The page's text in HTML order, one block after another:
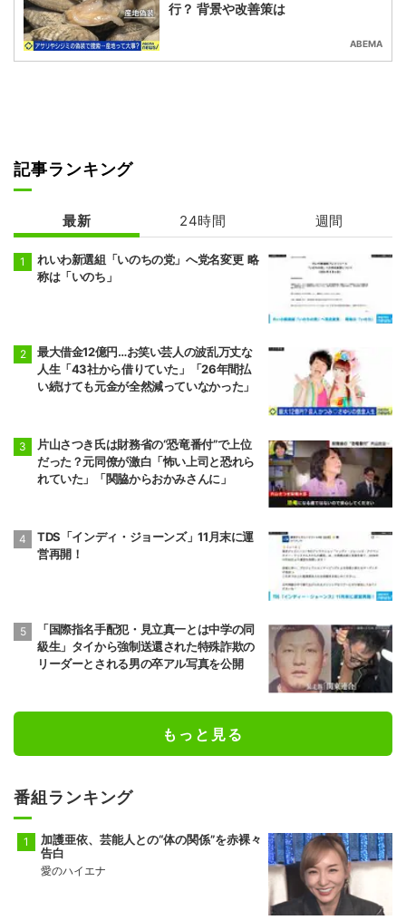
行？ 背景や改善策は
ABEMA
記事ランキング
最新 24時間 週間
れいわ新選組「いのちの党」へ党名変更 略
称は「いのち」
最大借金12億円…お笑い芸人の波乱万丈な
人生「43社から借りていた」「26年間払
い続けても元金が全然減っていなかった」
片山さつき氏は財務省の“恐竜番付”で上位
だった？元同僚が激白「怖い上司と恐れら
れていた」「関脇からおかみさんに」
TDS「インディ・ジョーンズ」11月末に運
営再開！
「国際指名手配犯・見立真一とは中学の同
級生」タイから強制送還された特殊詐欺の
リーダーとされる男の卒アル写真を公開
もっと見る
番組ランキング
加護亜依、芸能人との“体の関係”を赤裸々
告白
愛のハイエナ